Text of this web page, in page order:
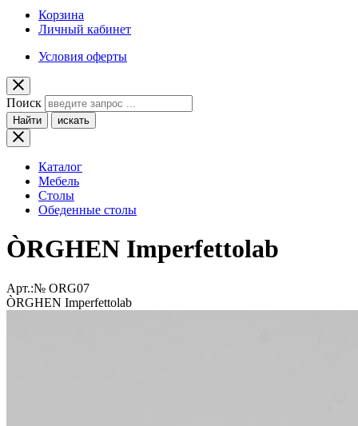
Корзина
Личный кабинет
Условия оферты
Поиск
Найти искать
Каталог
Мебель
Столы
Обеденные столы
ÒRGHEN Imperfettolab
Арт.:№ ORG07
ÒRGHEN Imperfettolab